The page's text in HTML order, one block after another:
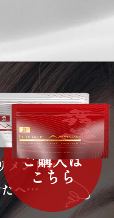
メントを
たへ…
ご購入は
こちら